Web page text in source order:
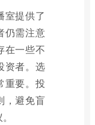
室提供了
仍需注意
在一些不
资者。选
重要。投
，避免盲